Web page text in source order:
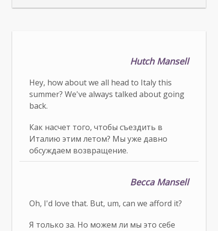
Hutch Mansell
Hey, how about we all head to Italy this
summer? We've always talked about going
back.
Как насчет того, чтобы съездить в
Италию этим летом? Мы уже давно
обсуждаем возвращение.
Becca Mansell
Oh, I'd love that. But, um, can we afford it?
Я только за. Но можем ли мы это себе